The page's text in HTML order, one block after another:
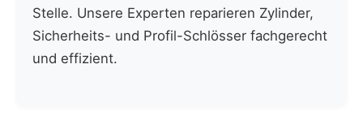
Stelle. Unsere Experten reparieren Zylinder,
Sicherheits- und Profil-Schlösser fachgerecht
und effizient.